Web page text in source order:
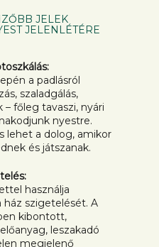
JELEK
JELENLÉTÉRE
a padlásról
szaladgálás,
– főleg tavaszi, nyári
nyestre.
lehet a dolog, amikor
és játszanak.
használja
ház szigetelését. A
kibontott,
leszakadó
megjelenő